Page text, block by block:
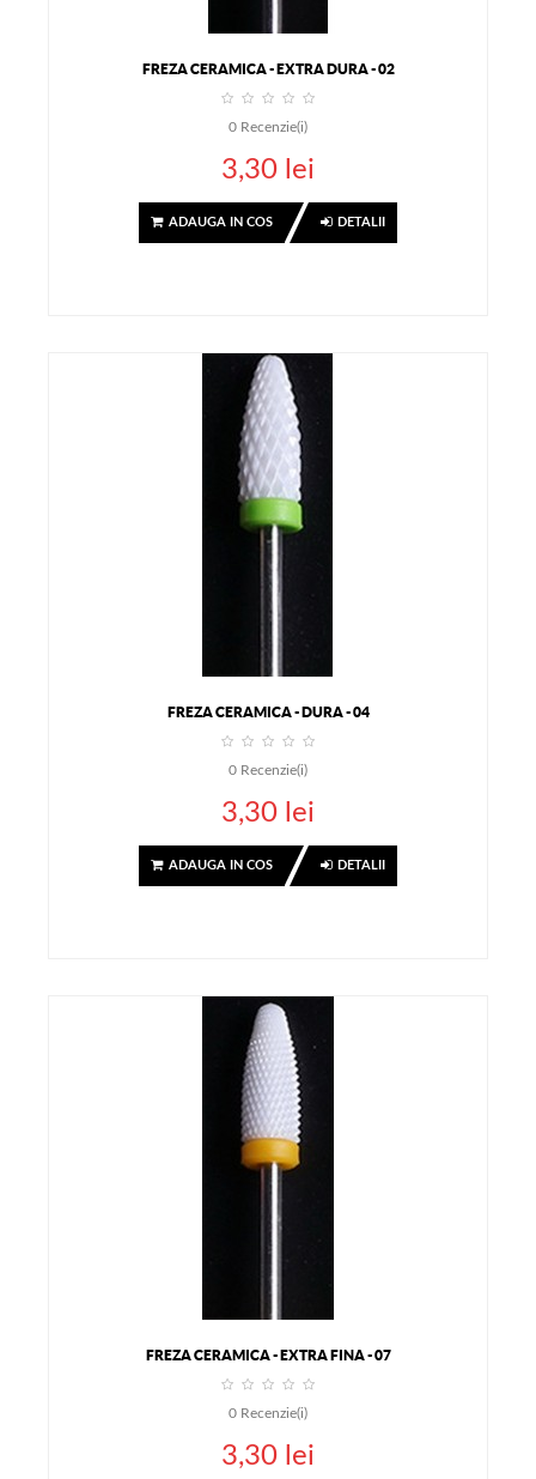
FREZA CERAMICA - EXTRA DURA - 02
0 Recenzie(i)
3,30 lei
ADAUGA IN COS DETALII
FREZA CERAMICA - DURA - 04
0 Recenzie(i)
3,30 lei
ADAUGA IN COS DETALII
FREZA CERAMICA - EXTRA FINA - 07
0 Recenzie(i)
3,30 lei